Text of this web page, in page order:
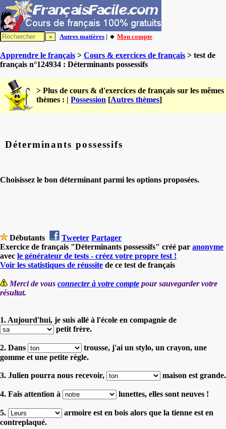
Autres matières | 🔸 Mon compte
Apprendre le français > Cours & exercices de français > test de
français n°124934 : Déterminants possessifs
> Plus de cours & d'exercices de français sur les mêmes
thèmes : | Possession [Autres thèmes]
Déterminants possessifs
Choisissez le bon déterminant parmi les options proposées.
Débutants Tweeter Partager
Exercice de français "Déterminants possessifs" créé par anonyme
avec le générateur de tests - créez votre propre test !
Voir les statistiques de réussite de ce test de français
Merci de vous connecter à votre compte pour sauvegarder votre
résultat.
1. Aujourd'hui, je suis allé à l'école en compagnie de
petit frère.
2. Dans
trousse, j'ai un stylo, un crayon, une
gomme et une petite règle.
3. Julien pourra nous recevoir, maison est grande.
4. Fais attention à lunettes, elles sont neuves !
5.
armoire est en bois alors que la tienne est en
contreplaqué.